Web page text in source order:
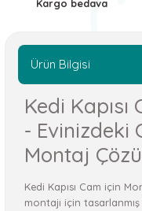
Kargo bedava
Ürün Bilgisi
Kedi
- Evinizdeki
Montaj
Kedi Kapısı Cam için
montajı için